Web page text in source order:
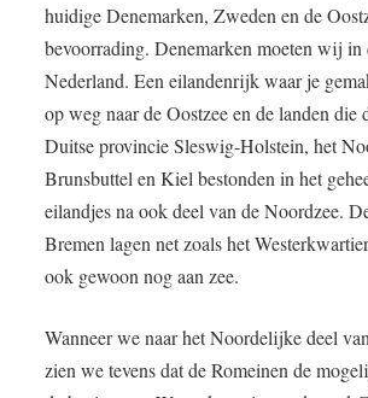
huidige Denemarken, Zweden en de
bevoorrading. Denemarken moeten wij
Nederland. Een eilandenrijk waar je
op weg naar de Oostzee en de landen die
Duitse provincie Sleswig-Holstein, het
Brunsbuttel en Kiel bestonden in het
eilandjes na ook deel van de Noordzee.
Bremen lagen net zoals het
ook gewoon nog aan zee.
Wanneer we naar het Noordelijke deel
zien we tevens dat de Romeinen de